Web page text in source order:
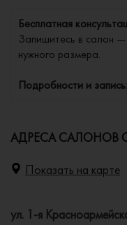
Бесплатная
Запишитесь в салон
нужного размера.
Подробности и запись:
АДРЕСА САЛОНОВ
Показать на карте
ул. 1-я